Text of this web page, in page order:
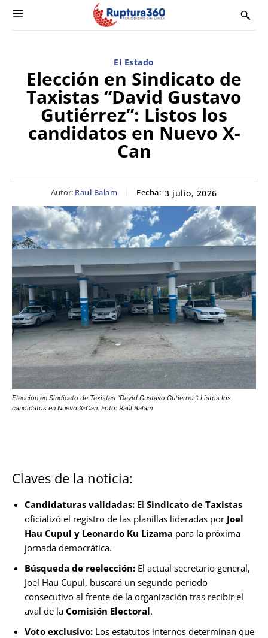
El Estado
Elección en Sindicato de
Taxistas “David Gustavo
Gutiérrez”: Listos los
candidatos en Nuevo X-
Can
Autor: Raul Balam Fecha: 3 julio, 2026
Elección en Sindicato de Taxistas “David Gustavo Gutiérrez”: Listos los
candidatos en Nuevo X-Can. Foto: Raúl Balam
Claves de la noticia:
Candidaturas validadas: El Sindicato de Taxistas
oficializó el registro de las planillas lideradas por Joel
Hau Cupul y Leonardo Ku Lizama para la próxima
jornada democrática.
Búsqueda de reelección: El actual secretario general,
Joel Hau Cupul, buscará un segundo periodo
consecutivo al frente de la organización tras recibir el
aval de la Comisión Electoral.
Voto exclusivo: Los estatutos internos determinan que